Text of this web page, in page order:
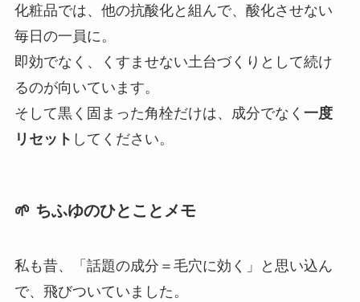
化粧品では、他の抗酸化と組んで、酸化させない
毎日の一員に。
即効でなく、くすませない土台づくりとして続け
るのが向いています。
そして黒く固まった角栓だけは、成分でなく 一度
リセット してください。
🌱 ちふゆのひとことメモ
私も昔、「話題の成分＝毛穴に効く」と思い込ん
で、飛びついていました。